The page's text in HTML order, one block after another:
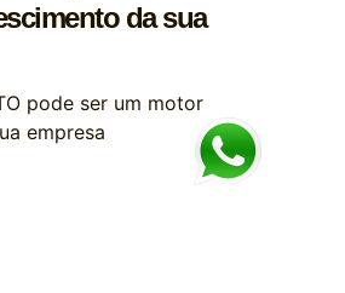
da sua
pode ser um motor
empresa